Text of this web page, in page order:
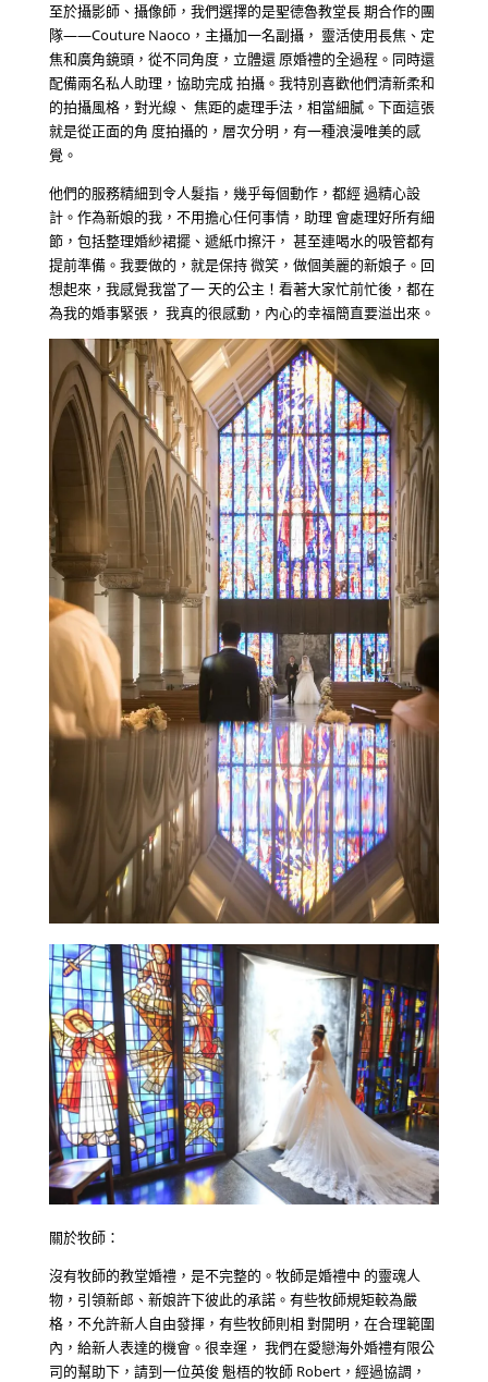
至於攝影師、攝像師，我們選擇的是聖德魯教堂長 期合作的團
隊——Couture Naoco，主攝加一名副攝， 靈活使用長焦、定
焦和廣角鏡頭，從不同角度，立體還 原婚禮的全過程。同時還
配備兩名私人助理，協助完成 拍攝。我特別喜歡他們清新柔和
的拍攝風格，對光線、 焦距的處理手法，相當細膩。下面這張
就是從正面的角 度拍攝的，層次分明，有一種浪漫唯美的感
覺。
他們的服務精細到令人髮指，幾乎每個動作，都經 過精心設
計。作為新娘的我，不用擔心任何事情，助理 會處理好所有細
節，包括整理婚紗裙擺、遞紙巾擦汗， 甚至連喝水的吸管都有
提前準備。我要做的，就是保持 微笑，做個美麗的新娘子。回
想起來，我感覺我當了一 天的公主！看著大家忙前忙後，都在
為我的婚事緊張， 我真的很感動，內心的幸福簡直要溢出來。
關於牧師：
沒有牧師的教堂婚禮，是不完整的。牧師是婚禮中 的靈魂人
物，引領新郎、新娘許下彼此的承諾。有些牧師規矩較為嚴
格，不允許新人自由發揮，有些牧師則相 對開明，在合理範圍
內，給新人表達的機會。很幸運， 我們在愛戀海外婚禮有限公
司的幫助下，請到一位英俊 魁梧的牧師 Robert，經過協調，